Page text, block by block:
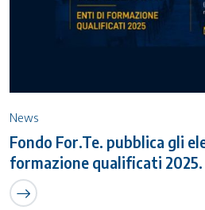
News
Fondo For.Te. pubblica gli
formazione qualificati 2025.